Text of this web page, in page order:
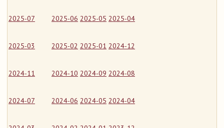
2025-07 2025-06 2025-05 2025-04
2025-03 2025-02 2025-01 2024-12
2024-11 2024-10 2024-09 2024-08
2024-07 2024-06 2024-05 2024-04